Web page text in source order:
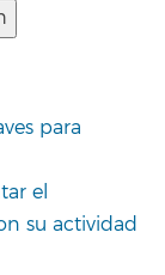
para
el
su actividad